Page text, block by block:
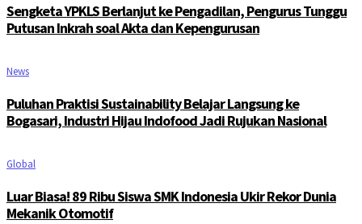
Sengketa YPKLS Berlanjut ke Pengadilan, Pengurus Tunggu
Putusan Inkrah soal Akta dan Kepengurusan
News
Puluhan Praktisi Sustainability Belajar Langsung ke
Bogasari, Industri Hijau Indofood Jadi Rujukan Nasional
Global
Luar Biasa! 89 Ribu Siswa SMK Indonesia Ukir Rekor Dunia
Mekanik Otomotif